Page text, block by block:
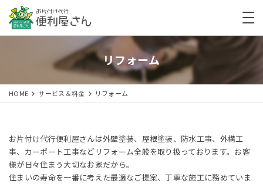
リフォーム
HOME サービス＆料金 リフォーム
お片付け代行便利屋さんは外壁塗装、屋根塗装、防水工事、外構工
事、カーポート工事などリフォーム全般を取り扱っております。お客
様が日々住まう大切なお家だから。
住まいの寿命を一番に考えた最適なご提案、丁寧な施工に務めていま